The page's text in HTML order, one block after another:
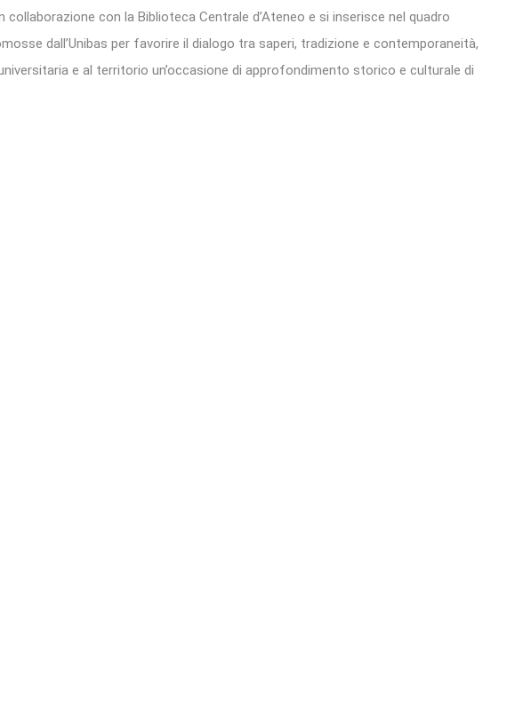
collaborazione con la Biblioteca Centrale d’Ateneo e si inserisce nel quadro
dall’Unibas per favorire il dialogo tra saperi, tradizione e contemporaneità,
e al territorio un’occasione di approfondimento storico e culturale di